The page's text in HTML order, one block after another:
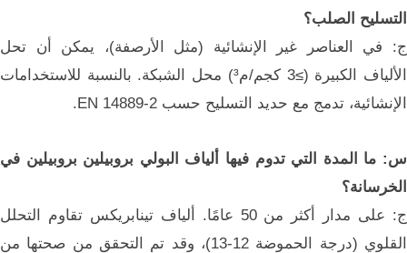
التسليح الصلب؟
ج: في العناصر غير الإنشائية (مثل الأرصفة)، يمكن أن تحل
الألياف الكبيرة (≥3 كجم/م³) محل الشبكة. بالنسبة للاستخدامات
الإنشائية، تدمج مع حديد التسليح حسب EN 14889-2.
س: ما المدة التي تدوم فيها ألياف البولي بروبيلين بروبيلين في
الخرسانة؟
ج: على مدار أكثر من 50 عامًا. ألياف تينابريكس تقاوم التحلل
القلوي (درجة الحموضة 12-13)، وقد تم التحقق من صحتها من